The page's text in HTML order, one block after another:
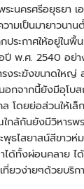
ะนครศรีอยุธยา
ามเป็นมายาวนา
ประกาศให้อยู่ใน
ปี พ.ศ. 2540 อย่
งระฆังขนาดใหญ่
อกจากนี้ยังมีอุโบ
โดยย่อส่วนให้เ
ใกล้กันยังมีวิหาร
พุธไสยาสน์สีขาว
ได้ทั้งผ่อนคลาย
ที่ยวง่ายๆด้วยบริก